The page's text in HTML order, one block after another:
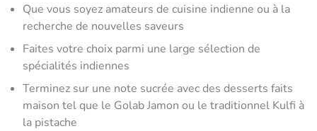
Que vous soyez amateurs de cuisine indienne ou à la
recherche de nouvelles saveurs
Faites votre choix parmi une large sélection de
spécialités indiennes
Terminez sur une note sucrée avec des desserts faits
maison tel que le Golab Jamon ou le traditionnel Kulfi à
la pistache